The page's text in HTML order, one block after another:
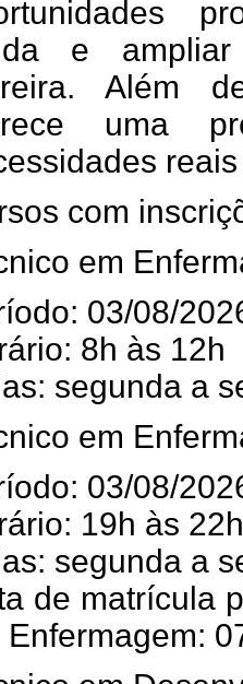
e
Além
uma
com
em
03/08/
8h às 12h
segunda a
em
03/08/
19h às 22h
segunda a
de matrícula
Enfermagem: